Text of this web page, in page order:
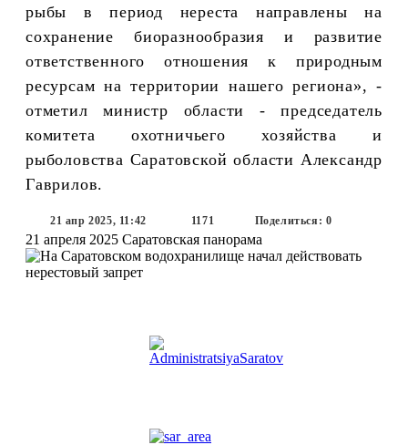
рыбы в период нереста направлены на
сохранение биоразнообразия и развитие
ответственного отношения к природным
ресурсам на территории нашего региона», -
отметил министр области - председатель
комитета охотничьего хозяйства и
рыболовства Саратовской области Александр
Гаврилов.
21 апр 2025, 11:42 1171 Поделиться: 0
21 апреля 2025 Саратовская панорама